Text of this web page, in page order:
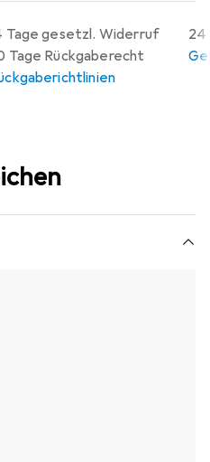
Tage gesetzl. Widerruf
Tage Rückgaberecht
24